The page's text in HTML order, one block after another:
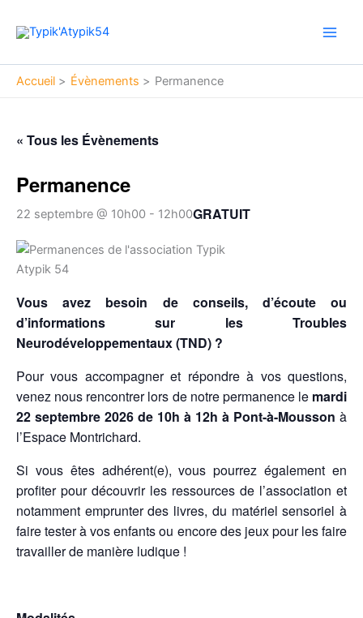
Accueil Évènements Permanence
« Tous les Évènements
Permanence
22 septembre @ 10h00 - 12h00GRATUIT
Vous avez besoin de conseils, d’écoute ou
d’informations sur les Troubles
Neurodéveloppementaux (TND) ?
Pour vous accompagner et répondre à vos questions,
venez nous rencontrer lors de notre permanence le mardi
22 septembre 2026 de 10h à 12h à Pont-à-Mousson à
l’Espace Montrichard.
Si vous êtes adhérent(e), vous pourrez également en
profiter pour découvrir les ressources de l’association et
notamment emprunter des livres, du matériel sensoriel à
faire tester à vos enfants ou encore des jeux pour les faire
travailler de manière ludique !